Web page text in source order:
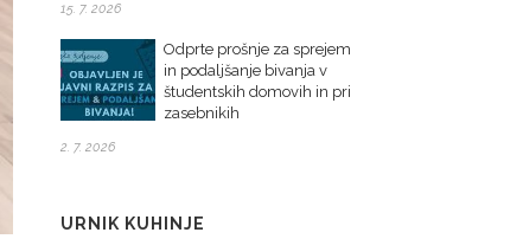
15. 7. 2026
Odprte prošnje za sprejem
in podaljšanje bivanja v
študentskih domovih in pri
zasebnikih
2. 7. 2026
URNIK KUHINJE